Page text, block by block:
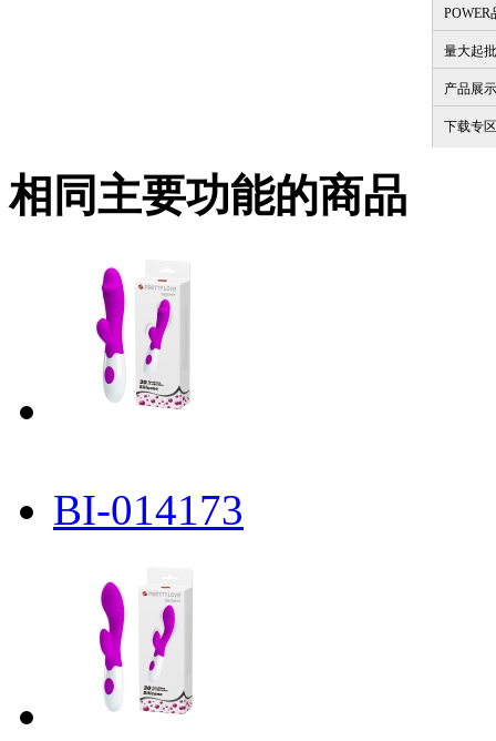
POWER
量大起批
产品展
下载专区
相同主要功能的商品
BI-014173